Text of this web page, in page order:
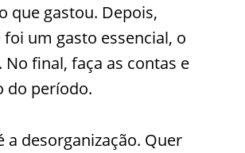
que gastou. Depois,
um gasto essencial, o
final, faça as contas e
do período.
desorganização. Quer